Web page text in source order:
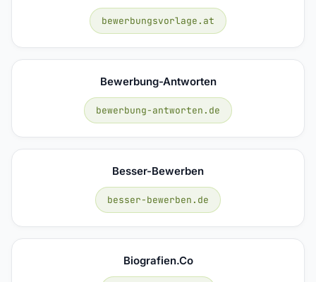
bewerbungsvorlage.at
Bewerbung-Antworten
bewerbung-antworten.de
Besser-Bewerben
besser-bewerben.de
Biografien.co